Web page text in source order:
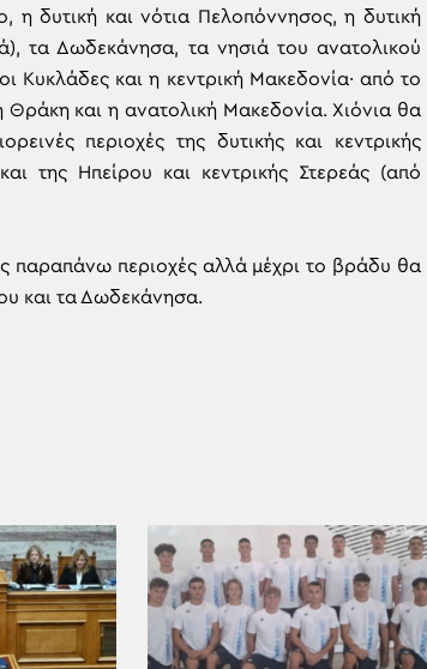
η δυτική και νότια Πελοπόννησος, η δυτική
τα Δωδεκάνησα, τα νησιά του ανατολικού
Κυκλάδες και η κεντρική Μακεδονία· από το
Θράκη και η ανατολική Μακεδονία. Χιόνια θα
περιοχές της δυτικής και κεντρικής
της Ηπείρου και κεντρικής Στερεάς (από
παραπάνω περιοχές αλλά μέχρι το βράδυ θα
και τα Δωδεκάνησα.